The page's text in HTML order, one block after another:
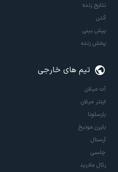
نتایج زنده
آنتن
پیش بینی
پخش زنده
تیم های خارجی
آث میلان
اینتر میلان
بارسلونا
بایرن مونیخ
آرسنال
چلسی
رئال مادرید